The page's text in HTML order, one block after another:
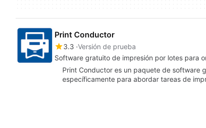
Print Conductor
3.3 Versión de prueba
Software gratuito de impresión por lotes para
Print Conductor es un paquete de software
específicamente para abordar tareas de